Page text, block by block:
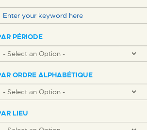
PÉRIODE
ORDRE ALPHABÉTIQUE
LIEU